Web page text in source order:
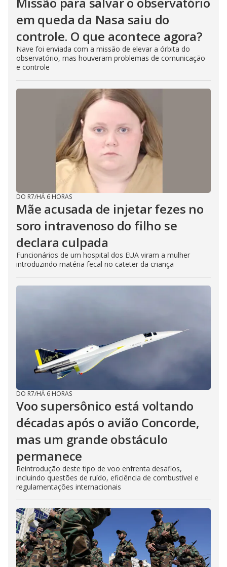
em queda da Nasa saiu do
controle. O que acontece agora?
Nave foi enviada com a missão de elevar a órbita do
observatório, mas houveram problemas de comunicação
e controle
DO R7/HÁ 6 HORAS
Mãe acusada de injetar fezes no
soro intravenoso do filho se
declara culpada
Funcionários de um hospital dos EUA viram a mulher
introduzindo matéria fecal no cateter da criança
DO R7/HÁ 6 HORAS
Voo supersônico está voltando
décadas após o avião Concorde,
mas um grande obstáculo
permanece
Reintrodução deste tipo de voo enfrenta desafios,
incluindo questões de ruído, eficiência de combustível e
regulamentações internacionais